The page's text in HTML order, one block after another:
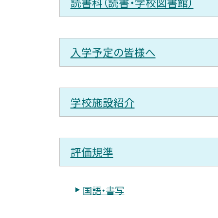
入学予定の皆様へ
学校施設紹介
評価規準
国語・書写